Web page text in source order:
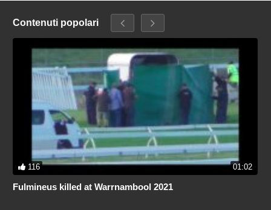
Contenuti popolari
116 01:02
Fulmineus killed at Warrnambool 2021